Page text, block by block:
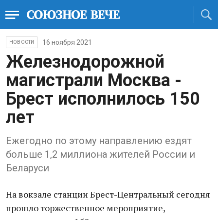
НОВОСТИ 16 ноября 2021
Железнодорожной
магистрали Москва -
Брест исполнилось 150
лет
Ежегодно по этому направлению ездят
больше 1,2 миллиона жителей России и
Беларуси
На вокзале станции Брест-Центральный сегодня
прошло торжественное мероприятие,